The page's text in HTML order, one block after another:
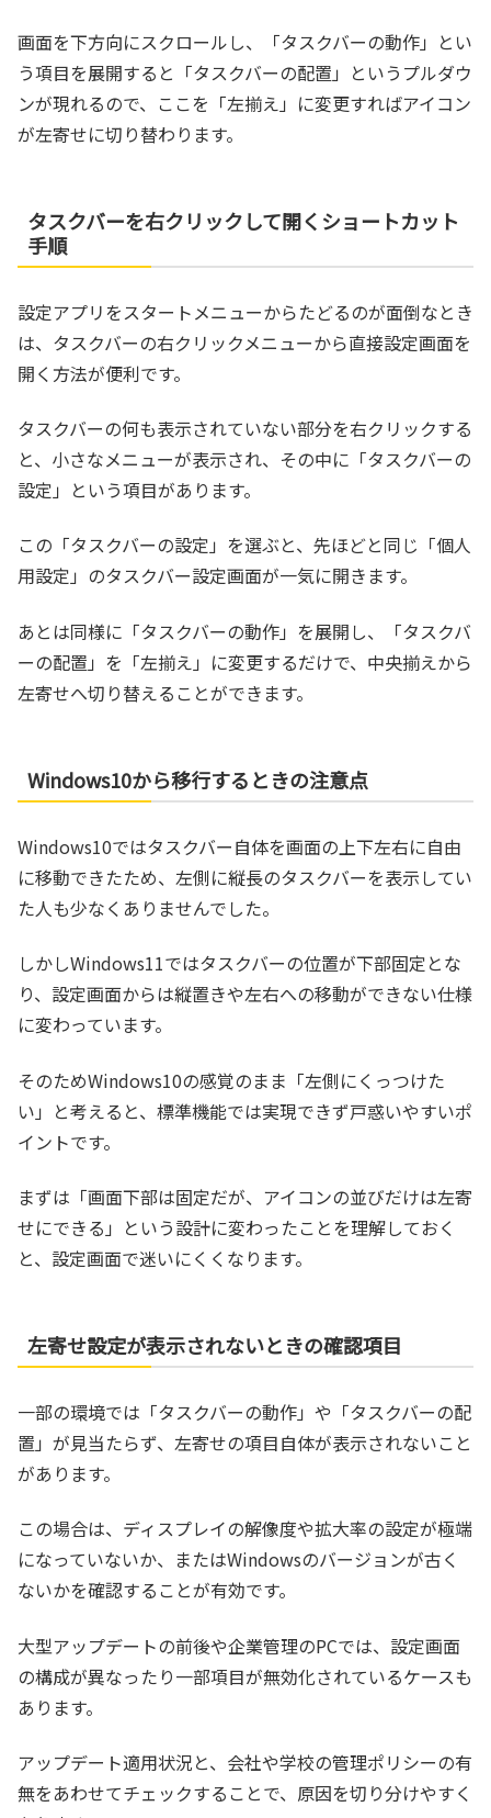
画面を下方向にスクロールし、「タスクバーの動作」とい
う項目を展開すると「タスクバーの配置」というプルダウ
ンが現れるので、ここを「左揃え」に変更すればアイコン
が左寄せに切り替わります。
タスクバーを右クリックして開くショートカット
手順
設定アプリをスタートメニューからたどるのが面倒なとき
は、タスクバーの右クリックメニューから直接設定画面を
開く方法が便利です。
タスクバーの何も表示されていない部分を右クリックする
と、小さなメニューが表示され、その中に「タスクバーの
設定」という項目があります。
この「タスクバーの設定」を選ぶと、先ほどと同じ「個人
用設定」のタスクバー設定画面が一気に開きます。
あとは同様に「タスクバーの動作」を展開し、「タスクバ
ーの配置」を「左揃え」に変更するだけで、中央揃えから
左寄せへ切り替えることができます。
Windows10から移行するときの注意点
Windows10ではタスクバー自体を画面の上下左右に自由
に移動できたため、左側に縦長のタスクバーを表示してい
た人も少なくありませんでした。
しかしWindows11ではタスクバーの位置が下部固定とな
り、設定画面からは縦置きや左右への移動ができない仕様
に変わっています。
そのためWindows10の感覚のまま「左側にくっつけた
い」と考えると、標準機能では実現できず戸惑いやすいポ
イントです。
まずは「画面下部は固定だが、アイコンの並びだけは左寄
せにできる」という設計に変わったことを理解しておく
と、設定画面で迷いにくくなります。
左寄せ設定が表示されないときの確認項目
一部の環境では「タスクバーの動作」や「タスクバーの配
置」が見当たらず、左寄せの項目自体が表示されないこと
があります。
この場合は、ディスプレイの解像度や拡大率の設定が極端
になっていないか、またはWindowsのバージョンが古く
ないかを確認することが有効です。
大型アップデートの前後や企業管理のPCでは、設定画面
の構成が異なったり一部項目が無効化されているケースも
あります。
アップデート適用状況と、会社や学校の管理ポリシーの有
無をあわせてチェックすることで、原因を切り分けやすく